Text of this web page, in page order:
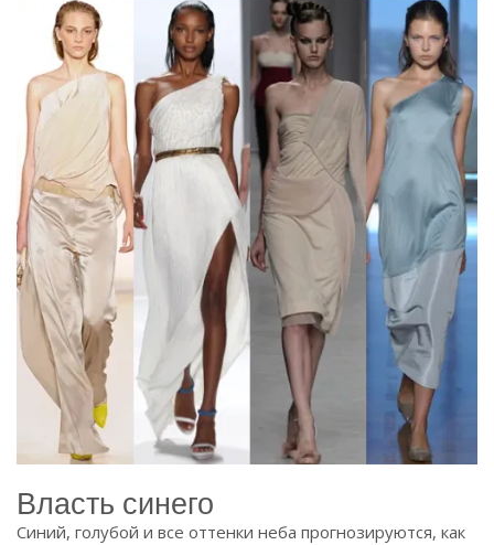
Власть синего
Синий, голубой и все оттенки неба прогнозируются, как